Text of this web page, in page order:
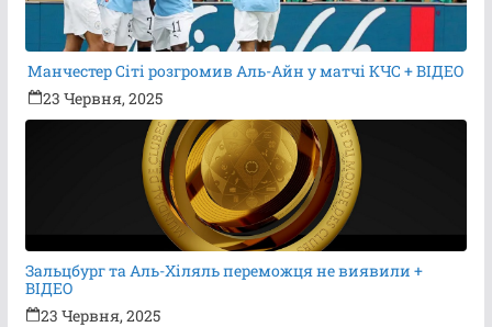
Манчестер Сіті розгромив Аль-Айн у матчі КЧС + ВІДЕО
23 Червня, 2025
Зальцбург та Аль-Хіляль переможця не виявили +
ВІДЕО
23 Червня, 2025